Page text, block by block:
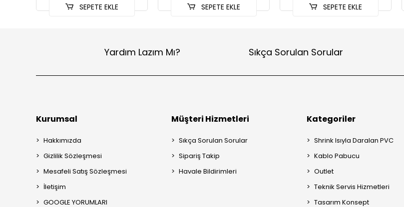
SEPETE EKLE SEPETE EKLE SEPETE EKLE
Yardım Lazım Mı? Sıkça Sorulan Sorular
Kurumsal
Hakkımızda
Gizlilik Sözleşmesi
Mesafeli Satış Sözleşmesi
İletişim
GOOGLE YORUMLARI
Müşteri Hizmetleri
Sıkça Sorulan Sorular
Sipariş Takip
Havale Bildirimleri
Kategoriler
Shrink Isıyla Daralan PVC
Kablo Pabucu
Outlet
Teknik Servis Hizmetleri
Tasarım Konsept